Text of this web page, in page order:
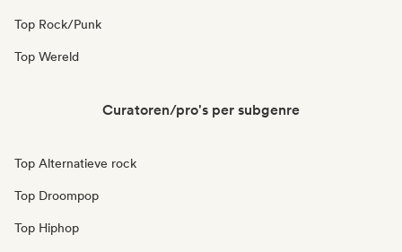
Top Rock/Punk
Top Wereld
Curatoren/pro's per subgenre
Top Alternatieve rock
Top Droompop
Top Hiphop